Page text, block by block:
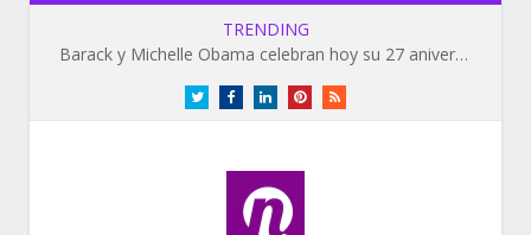
TRENDING
Barack y Michelle Obama celebran hoy su 27 aniversario de bodas
TwitterFacebookLinkedInPinterestRSS